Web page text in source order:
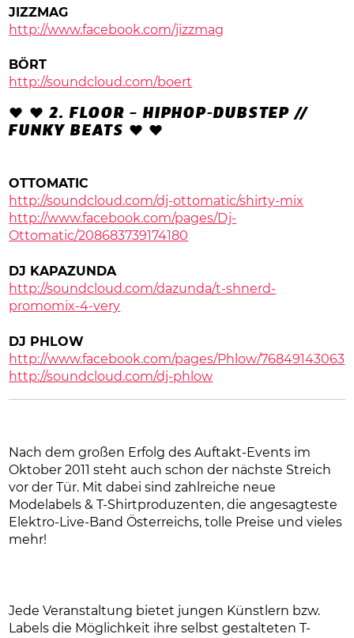
JIZZMAG
http://www.facebook.com/jizzmag
BÖRT
http://soundcloud.com/boert
♥ ♥ 2. FLOOR – HIPHOP-DUBSTEP //
FUNKY BEATS ♥ ♥
OTTOMATIC
http://soundcloud.com/dj-ottomatic/shirty-mix
http://www.facebook.com/pages/Dj-
Ottomatic/208683739174180
DJ KAPAZUNDA
http://soundcloud.com/dazunda/t-shnerd-
promomix-4-very
DJ PHLOW
http://www.facebook.com/pages/Phlow/76849143063
http://soundcloud.com/dj-phlow
Nach dem großen Erfolg des Auftakt-Events im
Oktober 2011 steht auch schon der nächste Streich
vor der Tür. Mit dabei sind zahlreiche neue
Modelabels & T-Shirtproduzenten, die angesagteste
Elektro-Live-Band Österreichs, tolle Preise und vieles
mehr!
Jede Veranstaltung bietet jungen Künstlern bzw.
Labels die Möglichkeit ihre selbst gestalteten T-